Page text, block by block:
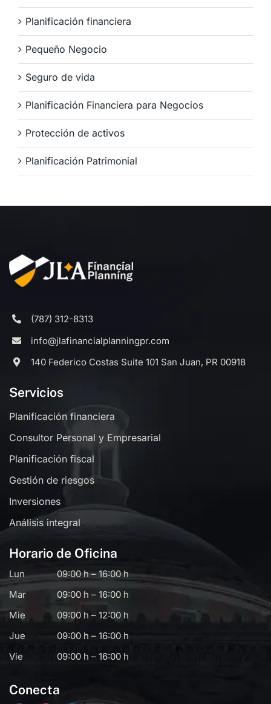
Planificación financiera
Pequeño Negocio
Seguro de vida
Planificación Financiera para Negocios
Protección de activos
Planificación Patrimonial
(787) 312-8313
info@jlafinancialplanningpr.com
140 Federico Costas Suite 101 San Juan, PR 00918
Servicios
Planificación financiera
Consultor Personal y Empresarial
Planificación fiscal
Gestión de riesgos
Inversiones
Análisis integral
Horario de Oficina
Lun
09:00 h – 16:00 h
Mar
09:00 h – 16:00 h
Mie
09:00 h – 12:00 h
Jue
09:00 h – 16:00 h
Vie
09:00 h – 16:00 h
Conecta